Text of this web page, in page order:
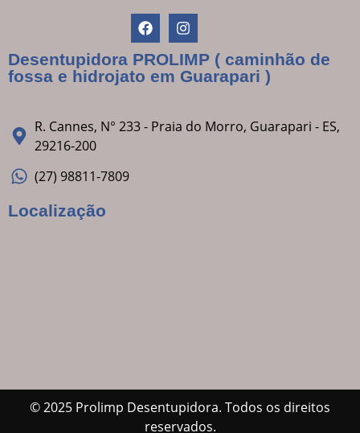
Desentupidora PROLIMP ( caminhão de
fossa e hidrojato em Guarapari )
R. Cannes, N° 233 - Praia do Morro, Guarapari - ES,
29216-200
(27) 98811-7809
Localização
© 2025 Prolimp Desentupidora. Todos os direitos
reservados.